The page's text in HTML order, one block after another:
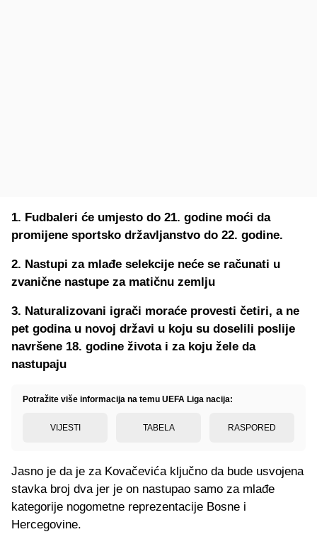
1. Fudbaleri će umjesto do 21. godine moći da
promijene sportsko državljanstvo do 22. godine.
2. Nastupi za mlađe selekcije neće se računati u
zvanične nastupe za matičnu zemlju
3. Naturalizovani igrači moraće provesti četiri, a ne
pet godina u novoj državi u koju su doselili poslije
navršene 18. godine života i za koju žele da
nastupaju
Potražite više informacija na temu UEFA Liga nacija:
VIJESTI TABELA RASPORED
Jasno je da je za Kovačevića ključno da bude usvojena
stavka broj dva jer je on nastupao samo za mlađe
kategorije nogometne reprezentacije Bosne i
Hercegovine.